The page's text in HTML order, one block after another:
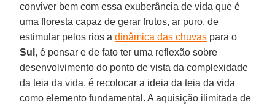
conviver bem com essa exuberância de vida que é
uma floresta capaz de gerar frutos, ar puro, de
estimular pelos rios adinâmica das chuvas para o
Sul , é pensar e de fato ter uma reflexão sobre
desenvolvimento do ponto de vista da complexidade
da teia da vida, é recolocar a ideia da teia da vida
como elemento fundamental. A aquisição ilimitada de